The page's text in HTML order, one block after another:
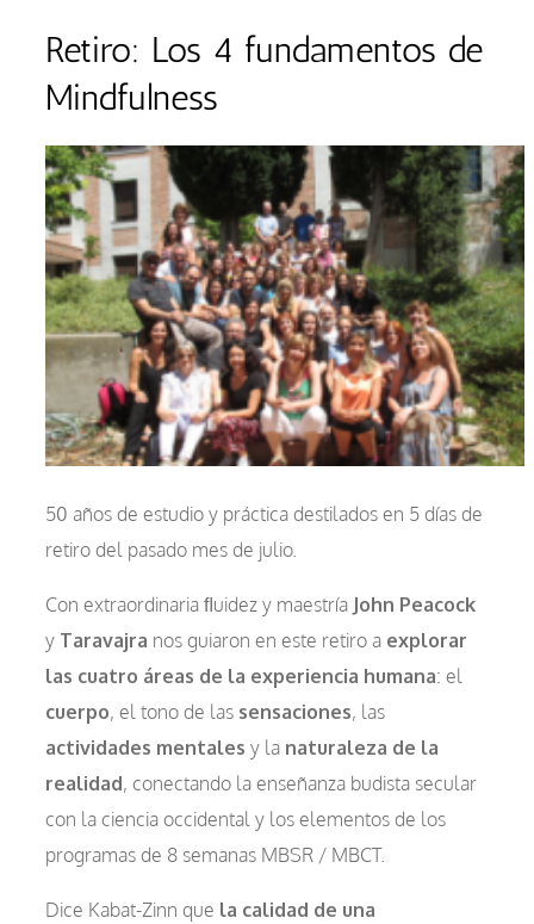
Retiro: Los 4 fundamentos de
Mindfulness
50 años de estudio y práctica destilados en 5 días de
retiro del pasado mes de julio.
Con extraordinaria ﬂuidez y maestría John Peacock
y Taravajra nos guiaron en este retiro a explorar
las cuatro áreas de la experiencia humana: el
cuerpo, el tono de las sensaciones, las
actividades mentales y la naturaleza de la
realidad, conectando la enseñanza budista secular
con la ciencia occidental y los elementos de los
programas de 8 semanas MBSR / MBCT.
Dice Kabat-Zinn que la calidad de una